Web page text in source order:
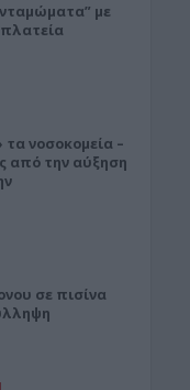
με
τα νοσοκομεία –
από την αύξηση
σε πισίνα